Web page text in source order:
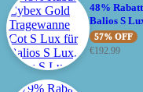
48%
Balios S
57% OFF
€192.99